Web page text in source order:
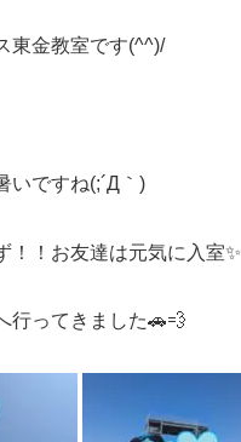
東金教室です(^^)/
いですね(;´Д｀)
！！お友達は元気に入室✨
行ってきました🚗💨